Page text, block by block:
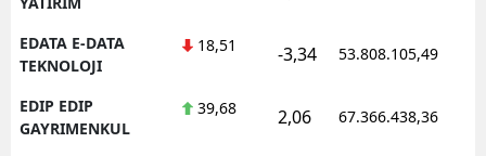
EDATA E-DATA
TEKNOLOJI
18,51 -3,34 53.808.105,49
EDIP EDIP
GAYRIMENKUL
39,68 2,06 67.366.438,36